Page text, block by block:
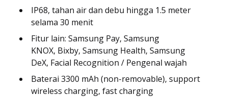
IP68, tahan air dan debu hingga 1.5 meter
selama 30 menit
Fitur lain: Samsung Pay, Samsung
KNOX, Bixby, Samsung Health, Samsung
DeX, Facial Recognition / Pengenal wajah
Baterai 3300 mAh (non-removable), support
wireless charging, fast charging